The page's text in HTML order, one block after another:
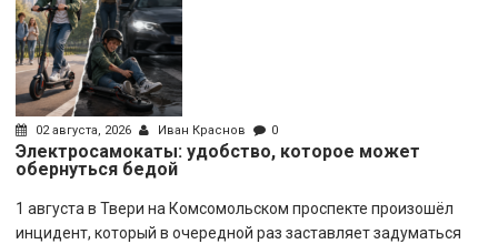
02 августа, 2026 Иван Краснов 0
Электросамокаты: удобство, которое может
обернуться бедой
1 августа в Твери на Комсомольском проспекте произошёл
инцидент, который в очередной раз заставляет задуматься